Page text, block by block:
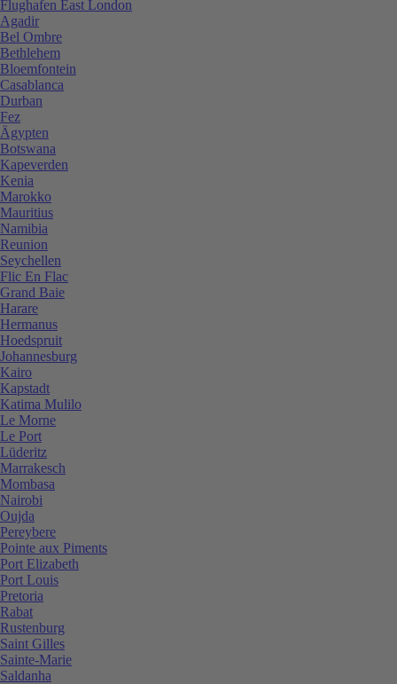
Flughafen East London
Agadir
Bel Ombre
Bethlehem
Bloemfontein
Casablanca
Durban
Fez
Ägypten
Botswana
Kapeverden
Kenia
Marokko
Mauritius
Namibia
Reunion
Seychellen
Flic En Flac
Grand Baie
Harare
Hermanus
Hoedspruit
Johannesburg
Kairo
Kapstadt
Katima Mulilo
Le Morne
Le Port
Lüderitz
Marrakesch
Mombasa
Nairobi
Oujda
Pereybere
Pointe aux Piments
Port Elizabeth
Port Louis
Pretoria
Rabat
Rustenburg
Saint Gilles
Sainte-Marie
Saldanha